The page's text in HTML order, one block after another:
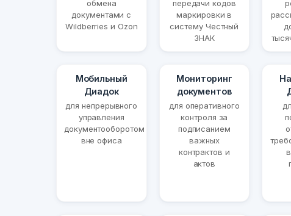
обмена
документами с
Wildberries и Ozon
передачи кодов
маркировки в
систему Честный
ЗНАК
Мобильный
Диадок
для непрерывного
управления
документооборотом
вне офиса
Мониторинг
документов
для оперативного
контроля за
подписанием
важных
контрактов и
актов